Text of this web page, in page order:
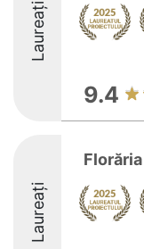
Laureați
9.4
Laureați